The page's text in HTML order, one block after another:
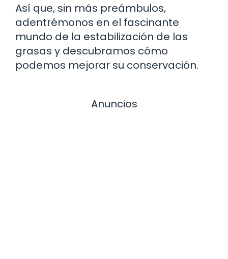
Así que, sin más preámbulos,
adentrémonos en el fascinante
mundo de la estabilización de las
grasas y descubramos cómo
podemos mejorar su conservación.
Anuncios